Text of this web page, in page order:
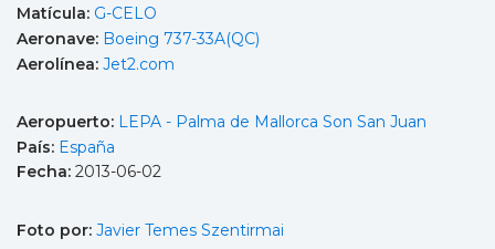
Matícula: G-CELO
Aeronave: Boeing 737-33A(QC)
Aerolínea: Jet2.com
Aeropuerto: LEPA - Palma de Mallorca Son San Juan
País: España
Fecha: 2013-06-02
Foto por: Javier Temes Szentirmai